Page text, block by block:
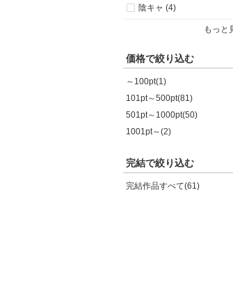
陰キャ (4)
もっと
価格で絞り込む
～100pt(1)
101pt～500pt(81)
501pt～1000pt(50)
1001pt～(2)
完結で絞り込む
完結作品すべて(61)